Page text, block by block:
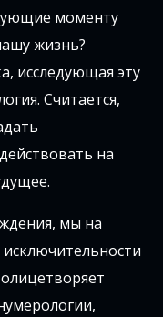
моменту
жизнь?
исследующая эту
Считается,
на
мы на